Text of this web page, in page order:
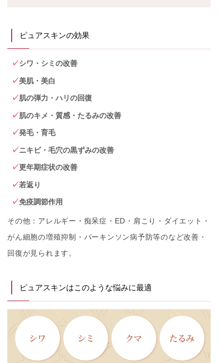
ピュアスキンの効果
シワ・シミの改善
美肌・美白
肌の弾力・ハリの回復
肌のキメ・質感・たるみの改善
発毛・育毛
ニキビ・毛穴の黒ずみの改善
更年期症状の改善
若返り
免疫調節作用
その他：アレルギー・痴呆症・ED・肩こり・ダイエット・
がん細胞の増殖抑制・パーキンソン病予防等のなど改善・
回復が見られます。
ピュアスキンはこのような悩みに最適